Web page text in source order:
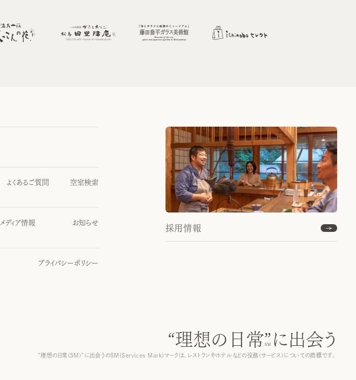
よくあるご質問 空室検索
メディア情報 お知らせ
プライバシーポリシー
採用情報
“理想の日常” に出会う
“理想の日常(SM)”に出会うのSM(Services Mark)マークは、レストランやホテルなどの役務(サービス)についての商標です。